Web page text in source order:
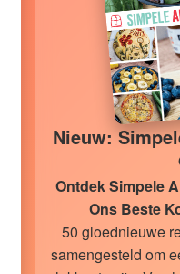
Nieuw:
Ontdek Simpele
Ons Beste
50 gloednieuwe
samengesteld om